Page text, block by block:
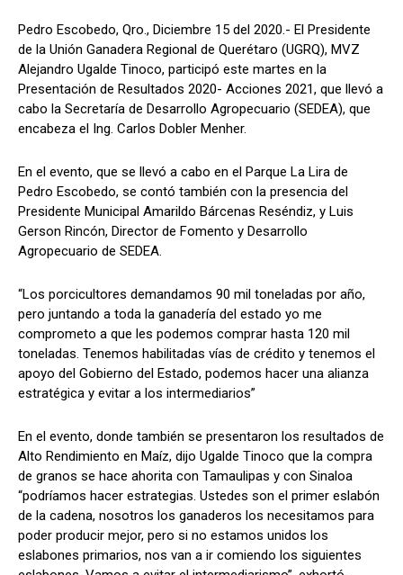
Pedro Escobedo, Qro., Diciembre 15 del 2020.- El Presidente
de la Unión Ganadera Regional de Querétaro (UGRQ), MVZ
Alejandro Ugalde Tinoco, participó este martes en la
Presentación de Resultados 2020- Acciones 2021, que llevó a
cabo la Secretaría de Desarrollo Agropecuario (SEDEA), que
encabeza el Ing. Carlos Dobler Menher.
En el evento, que se llevó a cabo en el Parque La Lira de
Pedro Escobedo, se contó también con la presencia del
Presidente Municipal Amarildo Bárcenas Reséndiz, y Luis
Gerson Rincón, Director de Fomento y Desarrollo
Agropecuario de SEDEA.
“Los porcicultores demandamos 90 mil toneladas por año,
pero juntando a toda la ganadería del estado yo me
comprometo a que les podemos comprar hasta 120 mil
toneladas. Tenemos habilitadas vías de crédito y tenemos el
apoyo del Gobierno del Estado, podemos hacer una alianza
estratégica y evitar a los intermediarios”
En el evento, donde también se presentaron los resultados de
Alto Rendimiento en Maíz, dijo Ugalde Tinoco que la compra
de granos se hace ahorita con Tamaulipas y con Sinaloa
“podríamos hacer estrategias. Ustedes son el primer eslabón
de la cadena, nosotros los ganaderos los necesitamos para
poder producir mejor, pero si no estamos unidos los
eslabones primarios, nos van a ir comiendo los siguientes